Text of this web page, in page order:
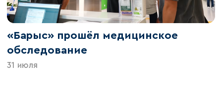
«Барыс» прошёл медицинское
обследование
31 июля